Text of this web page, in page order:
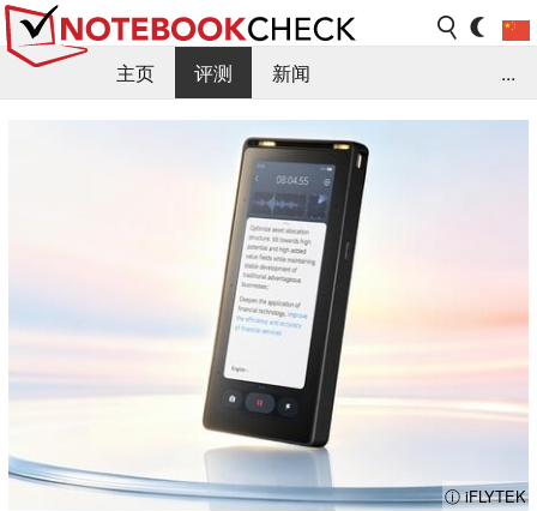
主页 评测
新闻
FAQ / 小提示/ 技术参数
资料库
...
ⓘ iFLYTEK